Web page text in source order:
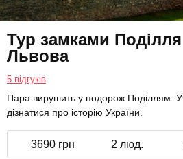
Тур замками Поділля
Львова
5 відгуків
Пара вирушить у подорож Поділлям.
дізнатися про історію України.
3690 грн 2 люд.